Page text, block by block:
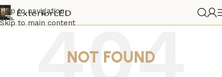
Skip to navigation
Skip to main content
NOT FOUND